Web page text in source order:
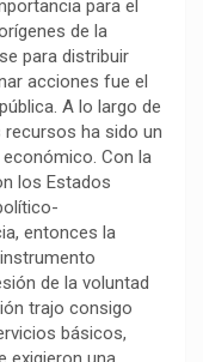
para el
de la
para distribuir
acciones fue el
A lo largo de
ha sido un
Con la
los Estados
entonces la
de la voluntad
trajo consigo
básicos,